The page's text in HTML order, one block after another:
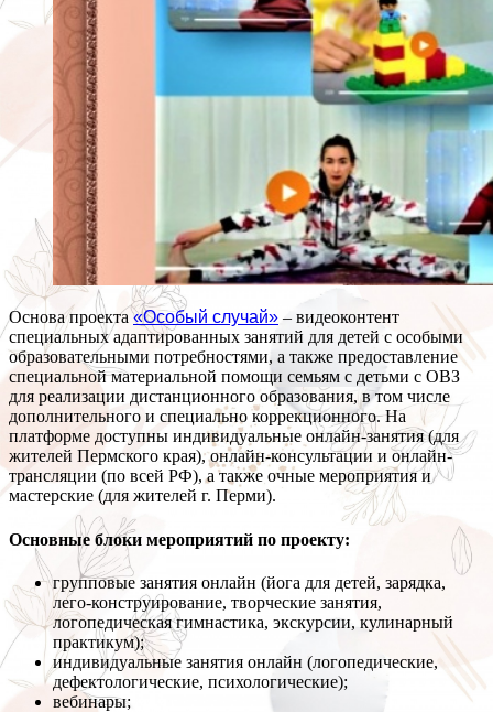
Основа проекта«Особый случай» – видеоконтент
специальных адаптированных занятий для детей с особыми
образовательными потребностями, а также предоставление
специальной материальной помощи семьям с детьми с ОВЗ
для реализации дистанционного образования, в том числе
дополнительного и специально коррекционного. На
платформе доступны индивидуальные онлайн-занятия (для
жителей Пермского края), онлайн-консультации и онлайн-
трансляции (по всей РФ), а также очные мероприятия и
мастерские (для жителей г. Перми).
Основные блоки мероприятий по проекту:
групповые занятия онлайн (йога для детей, зарядка,
лего-конструирование, творческие занятия,
логопедическая гимнастика, экскурсии, кулинарный
практикум);
индивидуальные занятия онлайн (логопедические,
дефектологические, психологические);
вебинары;